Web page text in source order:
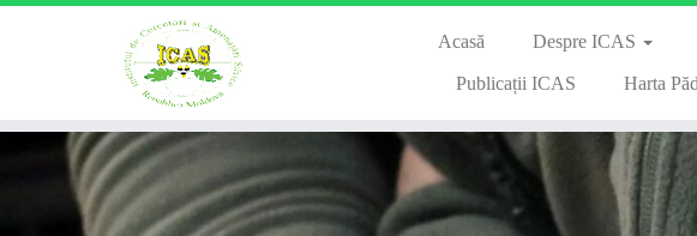
Acasă Despre ICAS
Publicații ICAS Harta